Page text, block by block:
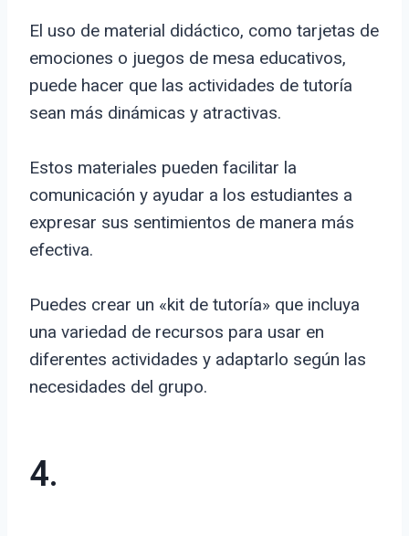
El uso de material didáctico, como tarjetas de
emociones o juegos de mesa educativos,
puede hacer que las actividades de tutoría
sean más dinámicas y atractivas.
Estos materiales pueden facilitar la
comunicación y ayudar a los estudiantes a
expresar sus sentimientos de manera más
efectiva.
Puedes crear un «kit de tutoría» que incluya
una variedad de recursos para usar en
diferentes actividades y adaptarlo según las
necesidades del grupo.
4.